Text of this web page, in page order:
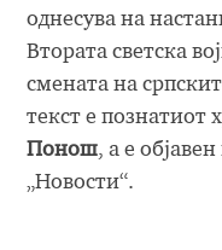
однесува на
Втората светска
смената на
текст е познатиот
Понош, а е
„Новости“.